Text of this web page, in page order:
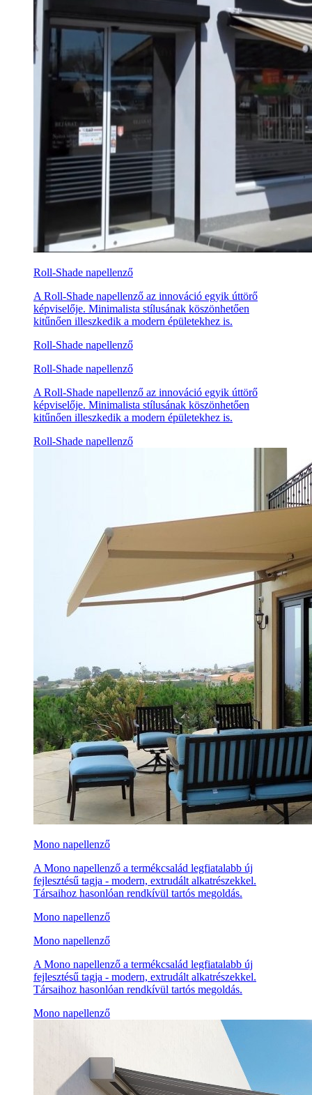
Roll-Shade napellenző
A Roll-Shade napellenző az innováció egyik úttörő
képviselője. Minimalista stílusának köszönhetően
kitűnően illeszkedik a modern épületekhez is.
Roll-Shade napellenző
Roll-Shade napellenző
A Roll-Shade napellenző az innováció egyik úttörő
képviselője. Minimalista stílusának köszönhetően
kitűnően illeszkedik a modern épületekhez is.
Roll-Shade napellenző
Mono napellenző
A Mono napellenző a termékcsalád legfiatalabb új
fejlesztésű tagja - modern, extrudált alkatrészekkel.
Társaihoz hasonlóan rendkívül tartós megoldás.
Mono napellenző
Mono napellenző
A Mono napellenző a termékcsalád legfiatalabb új
fejlesztésű tagja - modern, extrudált alkatrészekkel.
Társaihoz hasonlóan rendkívül tartós megoldás.
Mono napellenző